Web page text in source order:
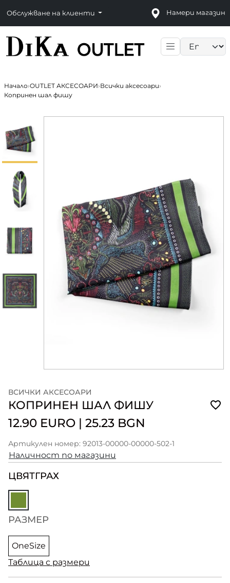
Обслужване на клиенти Намери магазин
Начало›OUTLET АКСЕСОАРИ›Всички аксесоари›
Копринен шал фишу
ВСИЧКИ АКСЕСОАРИ
КОПРИНЕН ШАЛ ФИШУ
12.90 EURO | 25.23 BGN
Артикулен номер: 92013-00000-00000-502-1
Наличност по магазини
ЦВЯТГРАХ
РАЗМЕР
OneSize
Таблица с размери